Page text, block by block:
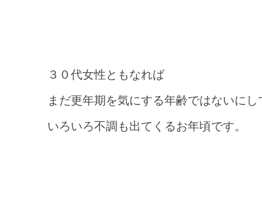
３０代女性ともなれば
まだ更年期を気にする年齢ではないにし
いろいろ不調も出てくるお年頃です。